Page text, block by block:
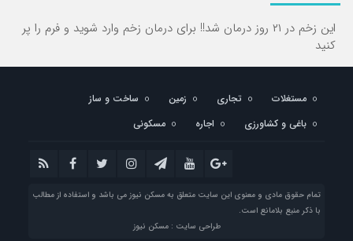
این زخم در ۲۱ روز درمان شد!! برای درمان زخم وارد شوید و فرم را پر
کنید
مستغلات تجاری زمین
ساخت و ساز
باغی و کشاورزی
اجاره مسکونی
تمام حقوق مادی و معنوی این سایت متعلق به مسکن نیوز می باشد و استفاده از مطالب
با ذکر منبع بلامانع است.
طراحی سایت : مسکن نیوز